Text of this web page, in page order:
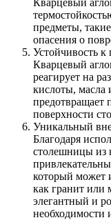
предметы,
опасения о
Устойчивость
Кварцевый
реагирует на
кислоты, масла
предотвращает
поверхности
Уникальный
Благодаря
столешницы из
который может
как гранит или
элегантный и
необходимости